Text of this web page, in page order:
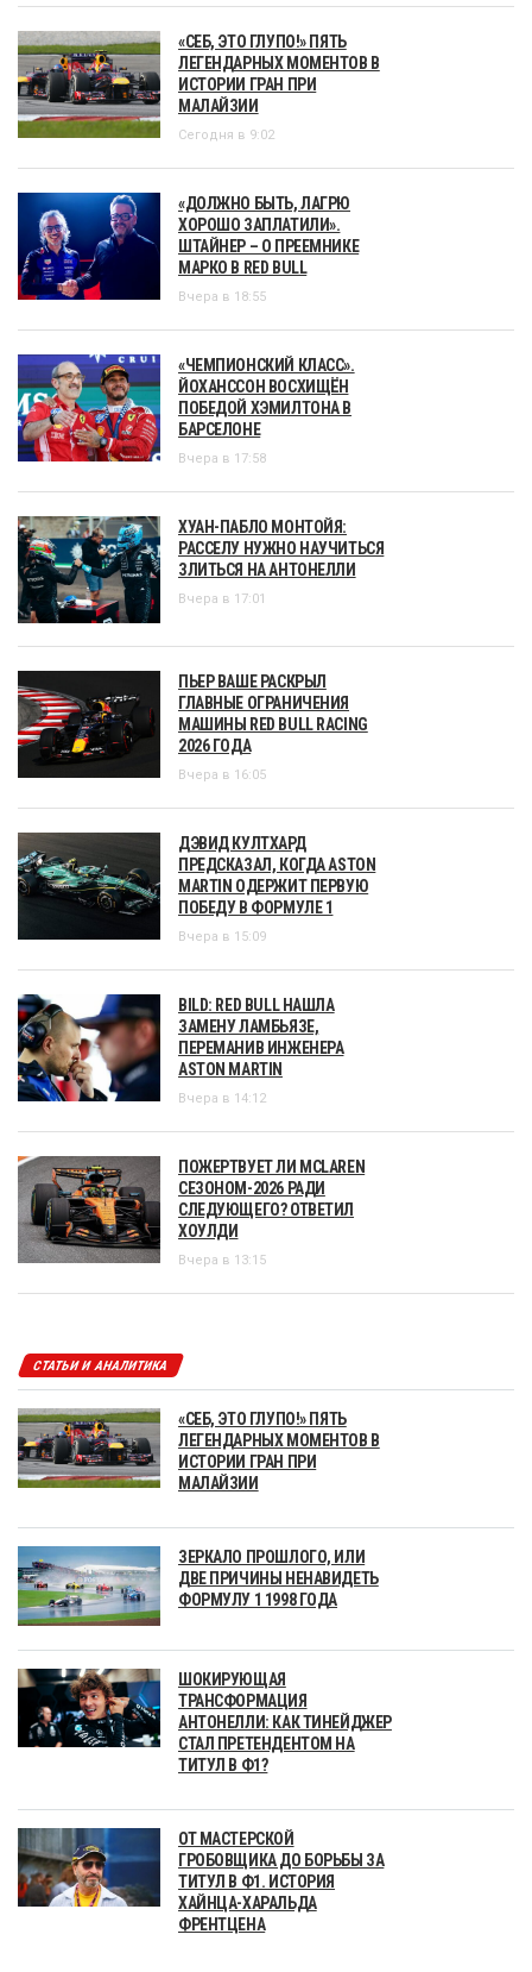
«СЕБ, ЭТО ГЛУПО!» ПЯТЬ
ЛЕГЕНДАРНЫХ МОМЕНТОВ В
ИСТОРИИ ГРАН ПРИ
МАЛАЙЗИИ
Сегодня в 9:02
«ДОЛЖНО БЫТЬ, ЛАГРЮ
ХОРОШО ЗАПЛАТИЛИ».
ШТАЙНЕР – О ПРЕЕМНИКЕ
МАРКО В RED BULL
Вчера в 18:55
«ЧЕМПИОНСКИЙ КЛАСС».
ЙОХАНССОН ВОСХИЩЁН
ПОБЕДОЙ ХЭМИЛТОНА В
БАРСЕЛОНЕ
Вчера в 17:58
ХУАН-ПАБЛО МОНТОЙЯ:
РАССЕЛУ НУЖНО НАУЧИТЬСЯ
ЗЛИТЬСЯ НА АНТОНЕЛЛИ
Вчера в 17:01
ПЬЕР ВАШЕ РАСКРЫЛ
ГЛАВНЫЕ ОГРАНИЧЕНИЯ
МАШИНЫ RED BULL RACING
2026 ГОДА
Вчера в 16:05
ДЭВИД КУЛТХАРД
ПРЕДСКАЗАЛ, КОГДА ASTON
MARTIN ОДЕРЖИТ ПЕРВУЮ
ПОБЕДУ В ФОРМУЛЕ 1
Вчера в 15:09
BILD: RED BULL НАШЛА
ЗАМЕНУ ЛАМБЬЯЗЕ,
ПЕРЕМАНИВ ИНЖЕНЕРА
ASTON MARTIN
Вчера в 14:12
ПОЖЕРТВУЕТ ЛИ MCLAREN
СЕЗОНОМ-2026 РАДИ
СЛЕДУЮЩЕГО? ОТВЕТИЛ
ХОУЛДИ
Вчера в 13:15
СТАТЬИ И АНАЛИТИКА
«СЕБ, ЭТО ГЛУПО!» ПЯТЬ
ЛЕГЕНДАРНЫХ МОМЕНТОВ В
ИСТОРИИ ГРАН ПРИ
МАЛАЙЗИИ
ЗЕРКАЛО ПРОШЛОГО, ИЛИ
ДВЕ ПРИЧИНЫ НЕНАВИДЕТЬ
ФОРМУЛУ 1 1998 ГОДА
ШОКИРУЮЩАЯ
ТРАНСФОРМАЦИЯ
АНТОНЕЛЛИ: КАК ТИНЕЙДЖЕР
СТАЛ ПРЕТЕНДЕНТОМ НА
ТИТУЛ В Ф1?
ОТ МАСТЕРСКОЙ
ГРОБОВЩИКА ДО БОРЬБЫ ЗА
ТИТУЛ В Ф1. ИСТОРИЯ
ХАЙНЦА-ХАРАЛЬДА
ФРЕНТЦЕНА